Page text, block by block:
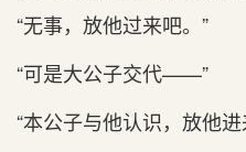
“无事，放他过来吧。”
“可是大公子交代——”
“本公子与他认识，放他进